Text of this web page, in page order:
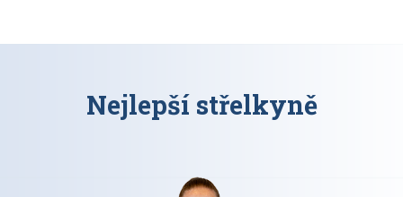
Nejlepší střelkyně